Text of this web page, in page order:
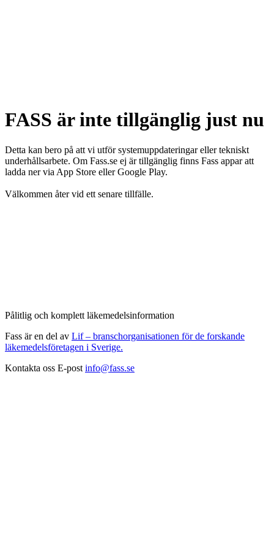
FASS är inte tillgänglig just nu
Detta kan bero på att vi utför systemuppdateringar eller tekniskt
underhållsarbete. Om Fass.se ej är tillgänglig finns Fass appar att
ladda ner via App Store eller Google Play.
Välkommen åter vid ett senare tillfälle.
Pålitlig och komplett läkemedelsinformation
Fass är en del av Lif – branschorganisationen för de forskande
läkemedelsföretagen i Sverige.
Kontakta oss E-post info@fass.se